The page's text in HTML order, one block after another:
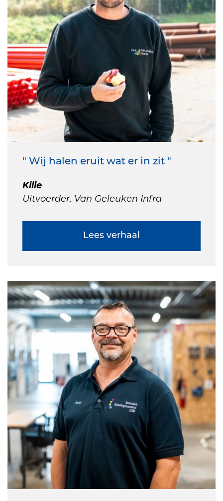
" Wij halen eruit wat er in zit "
Kille
Uitvoerder, Van Geleuken Infra
Lees verhaal